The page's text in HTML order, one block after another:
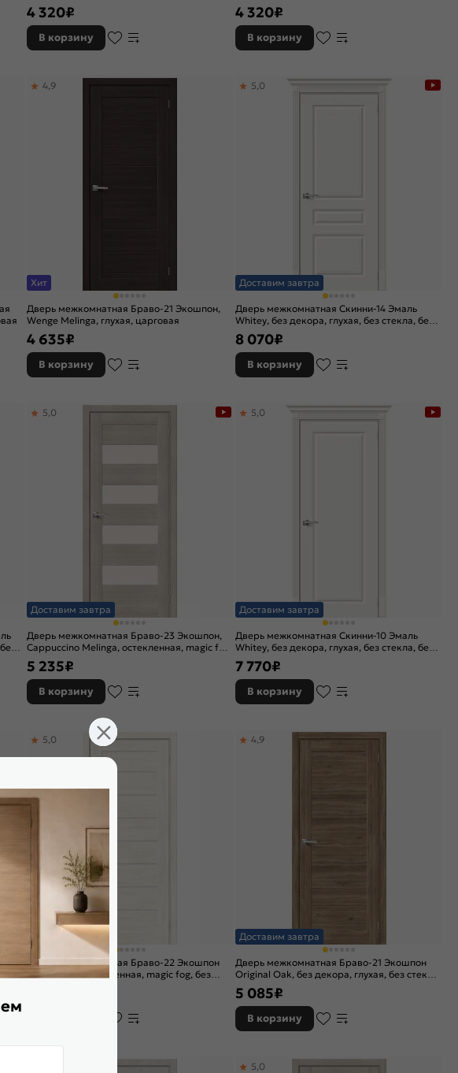
4 320₽
В корзину
4 320₽
В корзину
Хит
Дверь межкомнатная Браво-21 Экошпон,
Wenge Melinga, глухая, царговая
4,9
4 635₽
В корзину
Доставим завтра
Дверь межкомнатная Скинни-14 Эмаль
Whitey, без декора, глухая, без стекла, без
кромки, скиновая
5,0
8 070₽
В корзину
Доставим завтра
Дверь межкомнатная Браво-23 Экошпон,
Cappuccino Melinga, остекленная, magic fog,
царговая
5,0
5 235₽
В корзину
Доставим завтра
Дверь межкомнатная Скинни-10 Эмаль
Whitey, без декора, глухая, без стекла, без
кромки, скиновая
5,0
7 770₽
В корзину
fog,
Доставим завтра
Дверь межкомнатная Браво-22 Экошпон
Nordic Oak, остекленная, magic fog, без
5,0
Доставим завтра
Дверь межкомнатная Браво-21 Экошпон
Original Oak, без декора, глухая, без стекла,
без кромки, царговая
4,9
5 085₽
В корзину
5,0